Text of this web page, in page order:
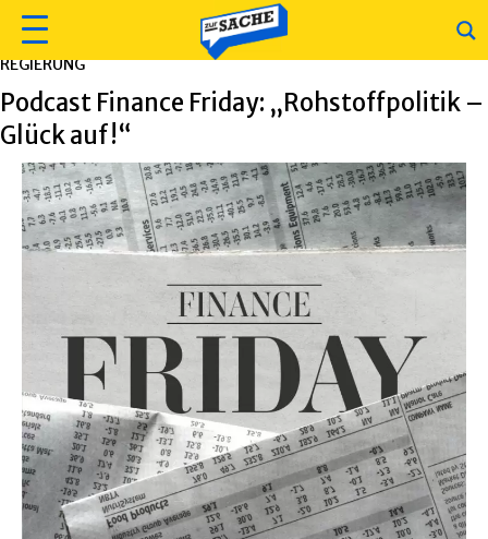
REGIERUNG
Podcast Finance Friday: „Rohstoffpolitik –
Glück auf!“